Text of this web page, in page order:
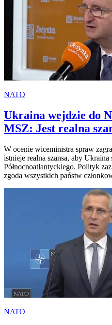
NATO
Ukraina wejdzie do
MSZ: Jest realna
W ocenie wiceministra spraw
istnieje realna szansa, aby Ukraina
Północnoatlantyckiego. Polityk
zgoda wszystkich państw
NATO